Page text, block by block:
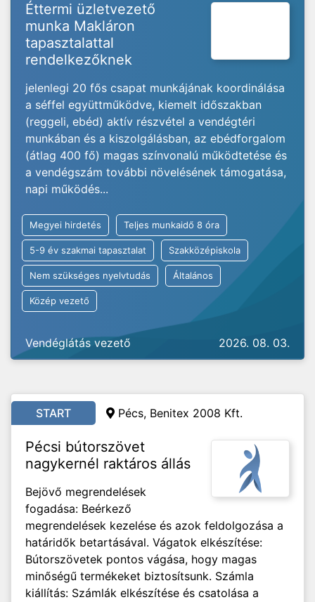
Éttermi üzletvezető
munka Makláron
tapasztalattal
rendelkezőknek
jelenlegi 20 fős csapat munkájának koordinálása
a séffel együttműködve, kiemelt időszakban
(reggeli, ebéd) aktív részvétel a vendégtéri
munkában és a kiszolgálásban, az ebédforgalom
(átlag 400 fő) magas színvonalú működtetése és
a vendégszám további növelésének támogatása,
napi működés...
Megyei hirdetés Teljes munkaidő 8 óra
5-9 év szakmai tapasztalat Szakközépiskola
Nem szükséges nyelvtudás Általános
Közép vezető
Vendéglátás vezető 2026. 08. 03.
START Pécs, Benitex 2008 Kft.
Pécsi bútorszövet
nagykernél raktáros állás
Bejövő megrendelések
fogadása: Beérkező
megrendelések kezelése és azok feldolgozása a
határidők betartásával. Vágatok elkészítése:
Bútorszövetek pontos vágása, hogy magas
minőségű termékeket biztosítsunk. Számla
kiállítás: Számlák elkészítése és csatolása a